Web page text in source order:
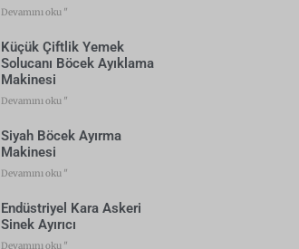
Devamını oku "
Küçük Çiftlik Yemek
Solucanı Böcek Ayıklama
Makinesi
Devamını oku "
Siyah Böcek Ayırma
Makinesi
Devamını oku "
Endüstriyel Kara Askeri
Sinek Ayırıcı
Devamını oku "